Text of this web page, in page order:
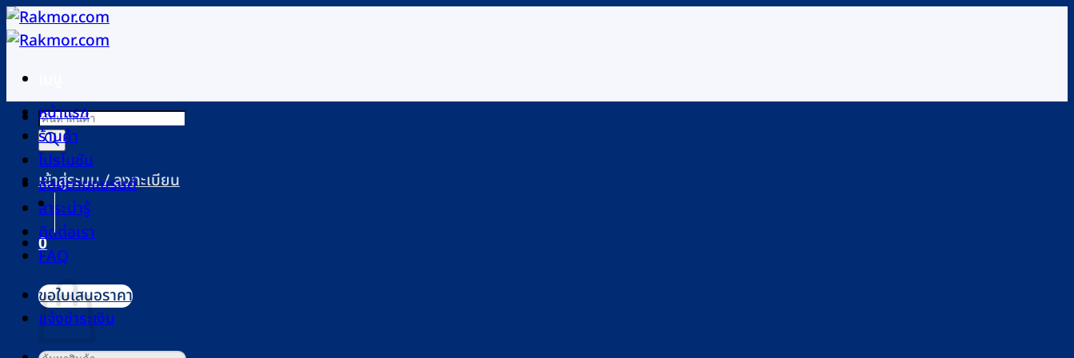
ข้าม
ไป
เนื้อหา
Products
search
เข้าสู่ระบบ / ลงทะเบียน
0
ตะกร้าสินค้า
หน้าแรก
ร้านค้า
โปรโมชัน
ช้อปตามแบรนด์
สาระน่ารู้
ติดต่อเรา
FAQ
ขอใบเสนอราคา
แจ้งชำระเงิน